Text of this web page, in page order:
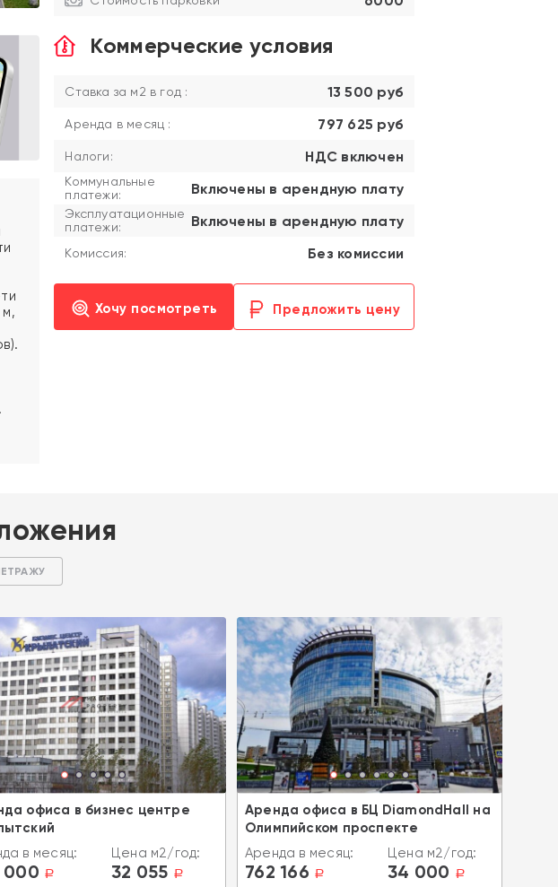
Коммерческие условия
Ставка за м2 в год : 13 500 руб
Аренда в месяц : 797 625 руб
Налоги: НДС включен
Коммунальные
платежи:
Включены в арендную плату
Эксплуатационные
платежи:
Включены в арендную плату
Комиссия: Без комиссии
Хочу посмотреть Предложить цену
офиса в бизнес центре
в месяц:
000 a
Цена м2/год:
32 055 a
Аренда офиса в БЦ DiamondHall на
Олимпийском проспекте
Аренда в месяц:
762 166 a
Цена м2/год:
34 000 a